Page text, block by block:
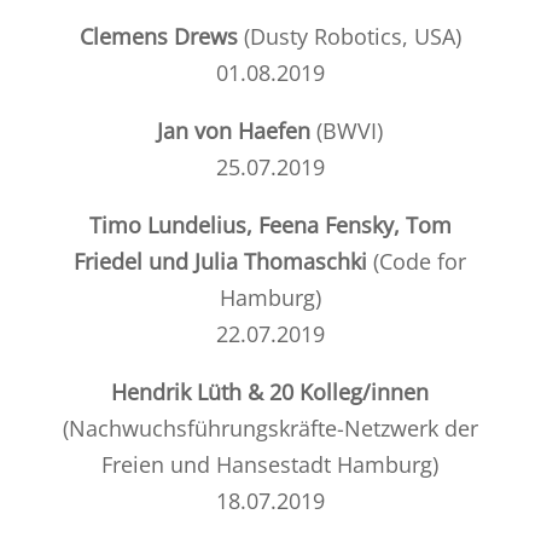
Clemens Drews(Dusty Robotics, USA)
01.08.2019
Jan von Haefen(BWVI)
25.07.2019
Timo Lundelius, Feena Fensky, Tom
Friedel und Julia Thomaschki(Code for
Hamburg)
22.07.2019
Hendrik Lüth & 20 Kolleg/innen
(Nachwuchsführungskräfte-Netzwerk der
Freien und Hansestadt Hamburg)
18.07.2019